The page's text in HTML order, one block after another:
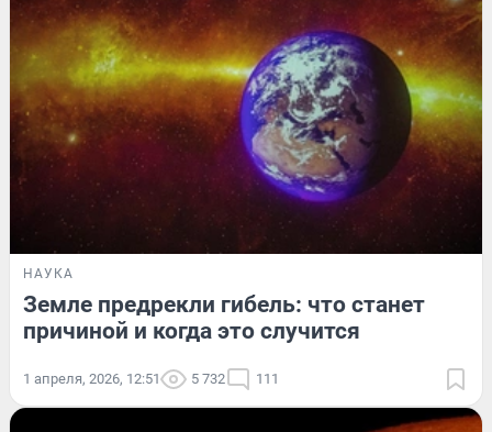
НАУКА
Земле предрекли гибель: что станет
причиной и когда это случится
1 апреля, 2026, 12:51 5 732 111